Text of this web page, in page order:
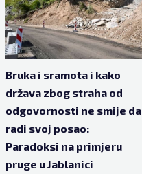
Bruka i sramota i kako
država zbog straha od
odgovornosti ne smije da
radi svoj posao:
Paradoksi na primjeru
pruge u Jablanici